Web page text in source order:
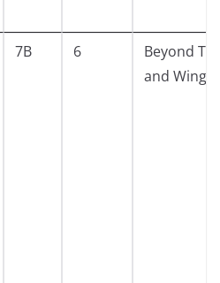
7B 6
Beyond
and Wing